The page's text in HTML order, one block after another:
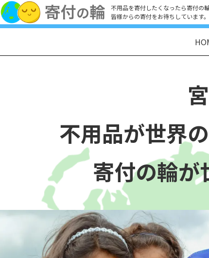
不用品を寄付したくなったら寄付の
皆様からの寄付をお待ちしています。
不用品が世界
寄付の輪が